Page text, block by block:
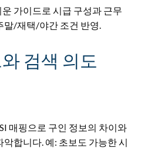
가이드로 시급 구성과 근무
말/재택/야간 조건 반영.
검색 의도
매핑으로 구인 정보의 차이와
합니다. 예: 초보도 가능한 시